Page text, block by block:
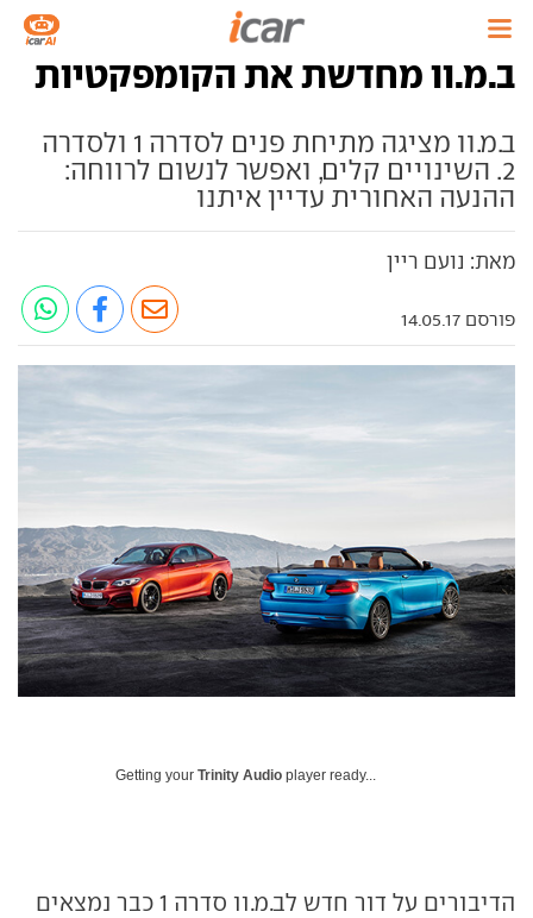
ב.מ.וו מחדשת את הקומפקטיות
ב.מ.וו מציגה מתיחת פנים לסדרה 1 ולסדרה
2. השינויים קלים, ואפשר לנשום לרווחה:
ההנעה האחורית עדיין איתנו
מאת: נועם ריין
פורסם 14.05.17
Getting your Trinity Audio player ready...
הדיבורים על דור חדש לב.מ.וו סדרה 1 כבר נמצאים